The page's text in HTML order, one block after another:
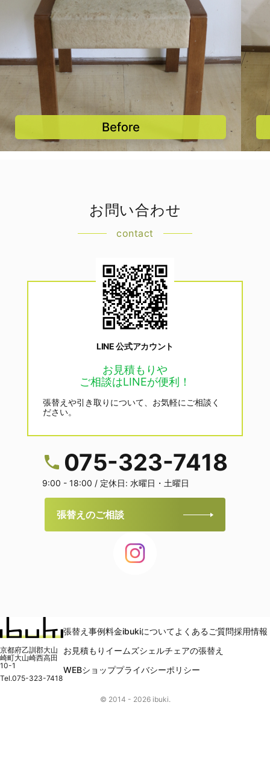
お問い合わせ
contact
LINE 公式アカウント
お見積もりや
ご相談はLINEが便利！
張替えや引き取りについて、お気軽にご相談く
ださい。
075-323-7418
9:00 - 18:00 / 定休日: 水曜日・土曜日
張替えのご相談
京都府乙訓郡大山
崎町大山崎西高田
10-1
Tel.075-323-7418
張替え事例料金ibukiについてよくあるご質問採用情報
お見積もり イームズシェルチェアの張替え
WEBショッププライバシーポリシー
© 2014 - 2026ibuki.